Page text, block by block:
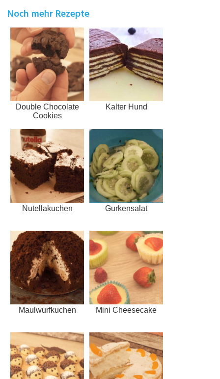
Noch mehr Rezepte
Double Chocolate
Cookies
Kalter Hund
Nutellakuchen Gurkensalat
Maulwurfkuchen Mini Cheesecake